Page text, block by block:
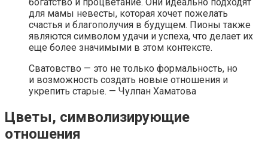
для мамы невесты, которая хочет пожелать
счастья и благополучия в будущем. Пионы также
являются символом удачи и успеха, что делает их
еще более значимыми в этом контексте.
Сватовство — это не только формальность, но
и возможность создать новые отношения и
укрепить старые. — Чулпан Хаматова
Цветы, символизирующие
отношения